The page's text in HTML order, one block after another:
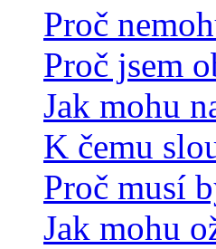
Proč
Proč jsem
Jak mohu
K čemu
Proč musí
Jak mohu